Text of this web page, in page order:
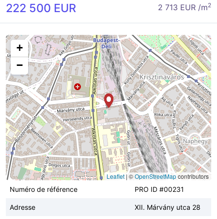
222 500 EUR 2 713 EUR /m2
+
−
Leaflet | ©OpenStreetMapcontributors
Numéro de référence
PRO ID #00231
Adresse XII. Márvány utca 28